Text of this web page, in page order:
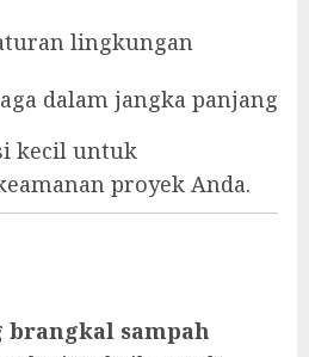
lingkungan
dalam jangka panjang
kecil untuk
proyek Anda.
brangkal sampah